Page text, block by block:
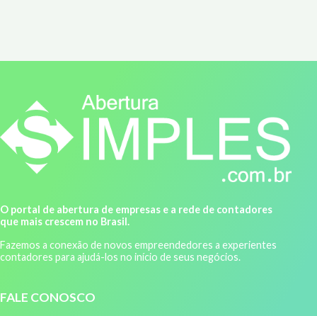
O portal de abertura de empresas e a rede de contadores
que mais crescem no Brasil.
Fazemos a conexão de novos empreendedores a experientes
contadores para ajudá-los no início de seus negócios.
FALE CONOSCO